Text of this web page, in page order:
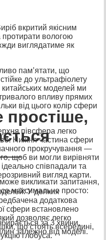
вкритий якісним
вологою
виглядатиме як
пам’ятати, що
до ультрафіолету
моделей ми
впливу прямих
від цього колір сфери
півсфера легко
Нижня частина сфери
прокручування —
щоб ви могли вирівняти
співпадали та
вигляд карти.
У деяких
додаткова
сфери встановлено
дозволяє легко
що стоять всередині,
глобуса.
простіше,
викликати запитання,
максимально просто:
за 3 хвини,
залежно від моделі.